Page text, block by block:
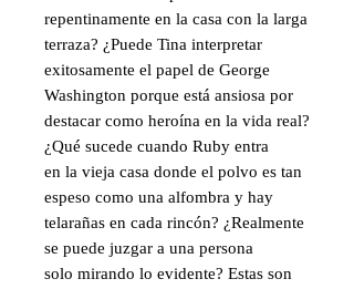
repentinamente en la casa con la larga
terraza? ¿Puede Tina interpretar
exitosamente el papel de George
Washington porque está ansiosa por
destacar como heroína en la vida real?
¿Qué sucede cuando Ruby entra
en la vieja casa donde el polvo es tan
espeso como una alfombra y hay
telarañas en cada rincón? ¿Realmente
se puede juzgar a una persona
solo mirando lo evidente? Estas son